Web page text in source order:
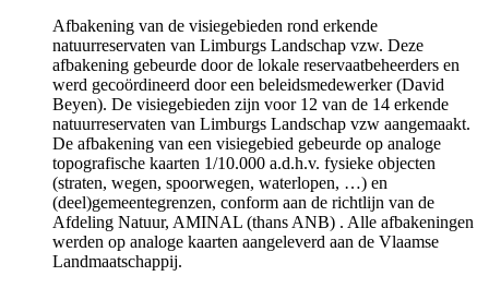
Afbakening van de visiegebieden rond erkende
natuurreservaten van Limburgs Landschap vzw. Deze
afbakening gebeurde door de lokale reservaatbeheerders en
werd gecoördineerd door een beleidsmedewerker (David
Beyen). De visiegebieden zijn voor 12 van de 14 erkende
natuurreservaten van Limburgs Landschap vzw aangemaakt.
De afbakening van een visiegebied gebeurde op analoge
topografische kaarten 1/10.000 a.d.h.v. fysieke objecten
(straten, wegen, spoorwegen, waterlopen, …) en
(deel)gemeentegrenzen, conform aan de richtlijn van de
Afdeling Natuur, AMINAL (thans ANB) . Alle afbakeningen
werden op analoge kaarten aangeleverd aan de Vlaamse
Landmaatschappij.